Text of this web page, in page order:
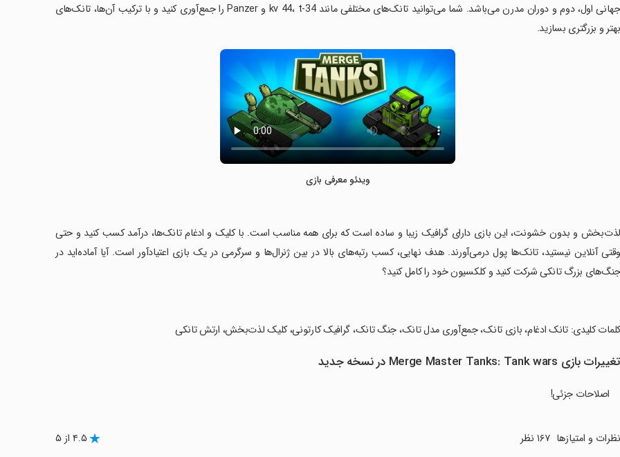
جهانی اول، دوم و دوران مدرن می‌باشد. شما می‌توانید تانک‌های مختلفی مانند kv 44، t-34 و Panzer را جمع‌آوری کنید و با ترکیب آن‌ها، تانک‌های
بهتر و بزرگتری بسازید.
ویدئو معرفی بازی
‏لذت‌بخش و بدون خشونت، این بازی دارای گرافیک زیبا و ساده است که برای همه مناسب است. با کلیک و ادغام تانک‌ها، درآمد کسب کنید و حتی
وقتی آنلاین نیستید، تانک‌ها پول درمی‌آورند. هدف نهایی، کسب رتبه‌های بالا در بین ژنرال‌ها و سرگرمی در یک بازی اعتیادآور است. آیا آماده‌اید در
جنگ‌های بزرگ تانکی شرکت کنید و کلکسیون خود را کامل کنید؟
‏کلمات کلیدی: تانک ادغام، بازی تانک، جمع‌آوری مدل تانک، جنگ تانک، گرافیک کارتونی، کلیک لذت‌بخش، ارتش تانکی
تغییرات بازی Merge Master Tanks: Tank wars در نسخه جدید
اصلاحات جزئی!
نظرات و امتیازها ۱۶۷ نظر ۴.۵ از ۵